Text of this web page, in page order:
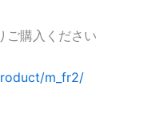
ご購入ください
m_fr2/